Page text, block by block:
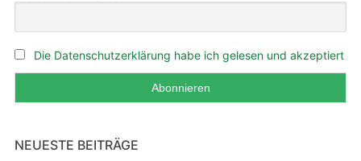
Die Datenschutzerklärung habe ich gelesen und akzeptiert
NEUESTE BEITRÄGE